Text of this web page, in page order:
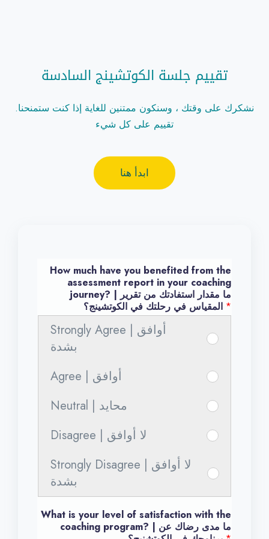
تقييم جلسة الكوتشينج السادسة
.نشكرك على وقتك ، وسنكون ممتنين للغاية إذا كنت ستمنحنا
تقييم على كل شيء
ابدأ هنا
How much have you benefited from the
assessment report in your coaching
journey? | ما مقدار استفادتك من تقرير
*
Strongly Agree | أوافق
بشدة
س
ع
ن
ي
ا
ك
و
ت
ش
Agree | أوافق
س
ا
ع
د
ن
ي
ا
ل
ك
و
Neutral | محايد
س
ا
ع
ن
ي
ا
ل
Disagree | لا أوافق
س
ع
ي
Strongly Disagree | لا أوافق
بشدة
س
ا
ع
د
What is your level of satisfaction with the
coaching program? | ما مدى رضاك عن